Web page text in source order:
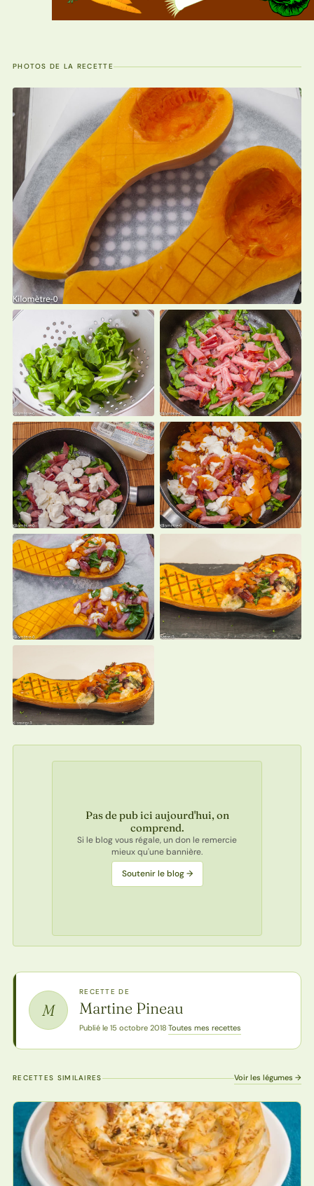
PHOTOS DE LA RECETTE
Pas de pub ici aujourd'hui, on
comprend.
Si le blog vous régale, un don le remercie
mieux qu'une bannière.
Soutenir le blog →
M
RECETTE DE
Martine Pineau
Publié le 15 octobre 2018·Toutes mes recettes
RECETTES SIMILAIRES Voir les légumes →